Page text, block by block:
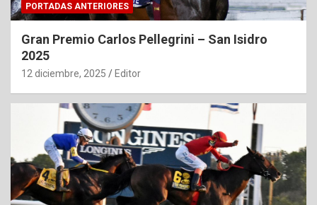
PORTADAS ANTERIORES
Gran Premio Carlos Pellegrini – San Isidro
2025
12 diciembre, 2025 Editor